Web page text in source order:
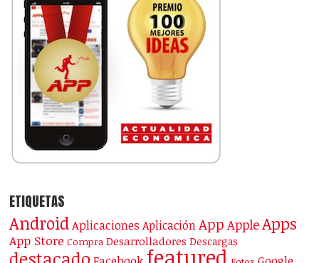
ETIQUETAS
Android Aplicaciones Aplicación App AppleApps
App Store Compra Desarrolladores Descargas
featured